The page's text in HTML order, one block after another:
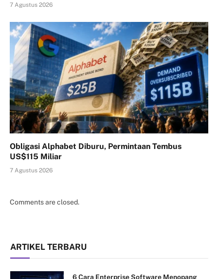
7 Agustus 2026
Obligasi Alphabet Diburu, Permintaan Tembus
US$115 Miliar
7 Agustus 2026
Comments are closed.
ARTIKEL TERBARU
6 Cara Enterprise Software Menopang